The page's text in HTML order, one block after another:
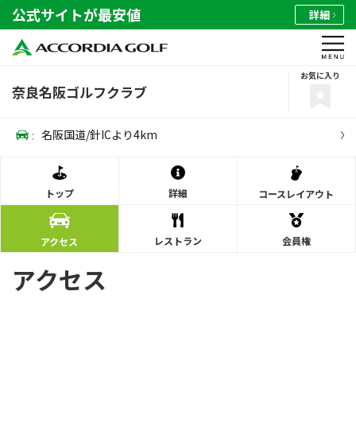
公式サイトが最安値 詳細
奈良名阪ゴルフクラブ
お気に入り
: 名阪国道/針ICより4km
トップ 詳細 コースレイアウト
アクセス レストラン 会員権
アクセス